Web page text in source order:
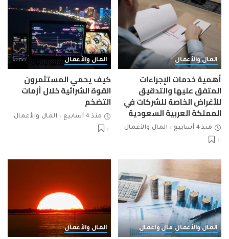
المال والأعمال
أهمية خدمات الإجراءات
المتفق عليها والتدقيق
للأغراض الخاصة للشركات في
المملكة العربية السعودية
منذ 4 أسابيع المال والأعمال
المال والأعمال
كيف يحمي المستثمرون
القوة الشرائية خلال أزمات
التضخم
منذ 4 أسابيع المال والأعمال
المال والأعمال مال واعمال المال والأعمال